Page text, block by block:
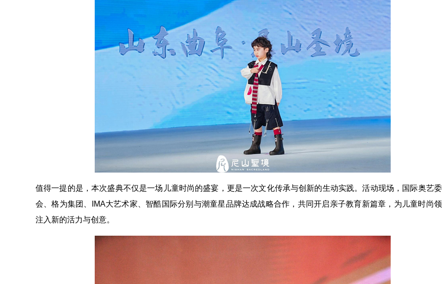
值得一提的是，本次盛典不仅是一场儿童时尚的盛宴，更是一次文化传承与创新的生动实践。活动现场，国际奥艺
会、格为集团、IMA大艺术家、智酷国际分别与潮童星品牌达成战略合作，共同开启亲子教育新篇章，为儿童时尚
注入新的活力与创意。